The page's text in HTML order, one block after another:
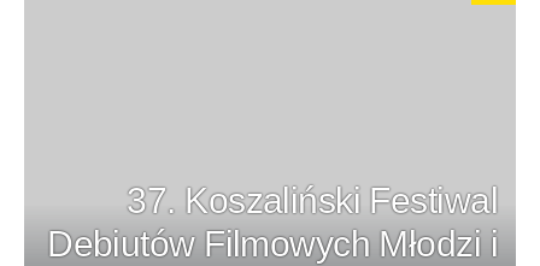
37. Koszaliński Festiwal
Debiutów Filmowych Młodzi i